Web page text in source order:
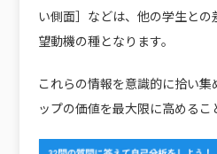
い側面］などは、他の学生との
望動機の種となります。
これらの情報を意識的に拾い集
ップの価値を最大限に高めるこ